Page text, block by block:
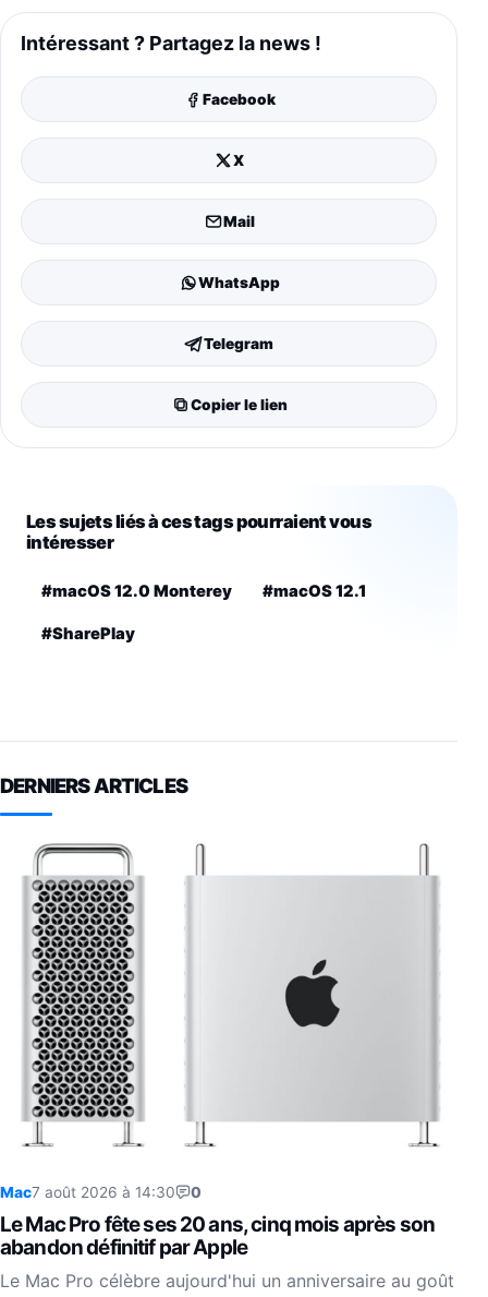
Intéressant ? Partagez la news !
Facebook
X
Mail
WhatsApp
Telegram
Copier le lien
Les sujets liés à ces tags pourraient vous
intéresser
#macOS 12.0 Monterey #macOS 12.1
#SharePlay
DERNIERS ARTICLES
Mac7 août 2026 à 14:30 0
Le Mac Pro fête ses 20 ans, cinq mois après son
abandon définitif par Apple
Le Mac Pro célèbre aujourd'hui un anniversaire au goût